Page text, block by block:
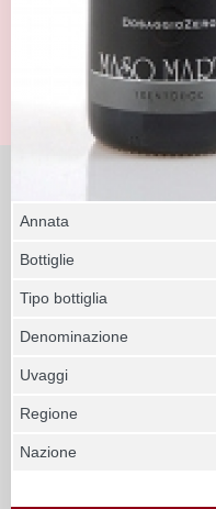
Annata
Bottiglie
Tipo bottiglia
Denominazione
Uvaggi
Regione
Nazione